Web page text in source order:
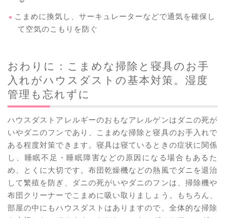
こまめに換気し、サーキュレーターなどで通気を確保し
て空気のこもりを防ぐ
おわりに：こまめな掃除と寝具のお手
入れがハウスダストの基本対策。湿度
管理も忘れずに
ハウスダストアレルギーのおもなアレルゲンはダニの死が
いやダニのフンであり、こまめな掃除と寝具のお手入れで
ある程度対策できます。寝具は寝ているときの症状に関係
し、睡眠不足・睡眠障害などの原因になる場合もあるた
め、とくに大切です。布団乾燥機などの熱風でダニを退治
して繁殖を防ぎ、ダニの死がいやダニのフンは、掃除機や
布団クリーナーでこまめに吸い取りましょう。もちろん、
部屋の中にもハウスダストはありますので、全体的な掃除